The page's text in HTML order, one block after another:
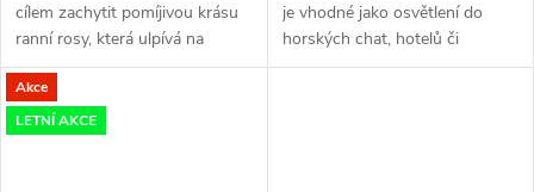
cílem zachytit pomíjivou krásu
ranní rosy, která ulpívá na
stéblech trávy. Cílem bylo tuto
magii přenést do hmoty a
zhmotnit tak zdánlivě
je vhodné jako osvětlení do
horských chat, hotelů či
restaurací. Stínidlo z bílé
Akce
LETNÍ AKCE